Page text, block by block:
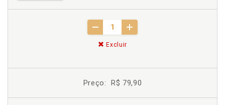
Excluir
Preço: R$ 79,90